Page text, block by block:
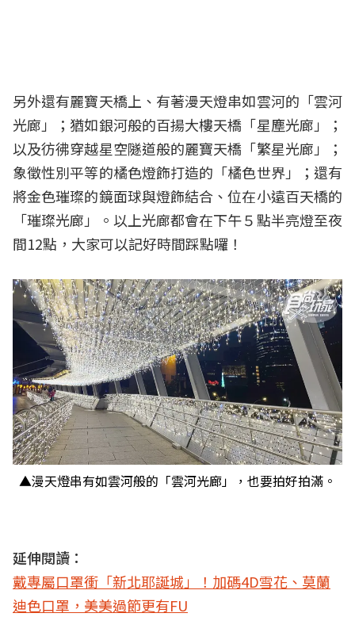
另外還有麗寶天橋上、有著漫天燈串如雲河的「雲河
光廊」；猶如銀河般的百揚大樓天橋「星塵光廊」；
以及彷彿穿越星空隧道般的麗寶天橋「繁星光廊」；
象徵性別平等的橘色燈飾打造的「橘色世界」；還有
將金色璀璨的鏡面球與燈飾結合、位在小遠百天橋的
「璀璨光廊」。以上光廊都會在下午５點半亮燈至夜
間12點，大家可以記好時間踩點囉！
▲漫天燈串有如雲河般的「雲河光廊」，也要拍好拍滿。
延伸閱讀：
戴專屬口罩衝「新北耶誕城」！加碼4D雪花、莫蘭
迪色口罩，美美過節更有FU